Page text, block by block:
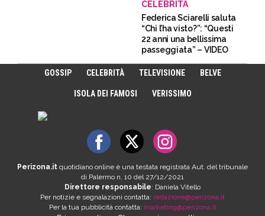
CELEBRITÀ
Federica Sciarelli saluta
“Chi l’ha visto?”: “Questi
22 anni una bellissima
passeggiata” – VIDEO
GOSSIP CELEBRITÀ TELEVISIONE BELVE
ISOLA DEI FAMOSI VERISSIMO
Perizona.it quotidiano online è una testata registrata Aut. del tribunale
di Palermo n. 10 del 27/12/2021
Direttore responsabile: Daniela Vitello
Per notizie e segnalazioni contatta: redazione@perizona.it
Per la tua pubblicità contatta: marketing@perizona.it